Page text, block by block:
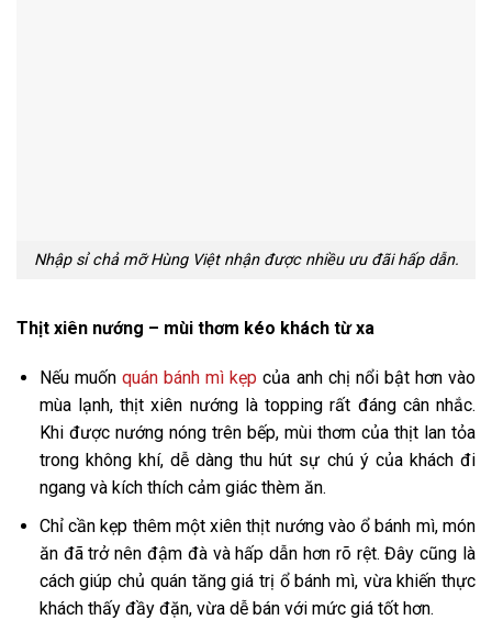
Nhập sỉ chả mỡ Hùng Việt nhận được nhiều ưu đãi hấp dẫn.
Thịt xiên nướng – mùi thơm kéo khách từ xa
Nếu muốn quán bánh mì kẹp của anh chị nổi bật hơn vào
mùa lạnh, thịt xiên nướng là topping rất đáng cân nhắc.
Khi được nướng nóng trên bếp, mùi thơm của thịt lan tỏa
trong không khí, dễ dàng thu hút sự chú ý của khách đi
ngang và kích thích cảm giác thèm ăn.
Chỉ cần kẹp thêm một xiên thịt nướng vào ổ bánh mì, món
ăn đã trở nên đậm đà và hấp dẫn hơn rõ rệt. Đây cũng là
cách giúp chủ quán tăng giá trị ổ bánh mì, vừa khiến thực
khách thấy đầy đặn, vừa dễ bán với mức giá tốt hơn.